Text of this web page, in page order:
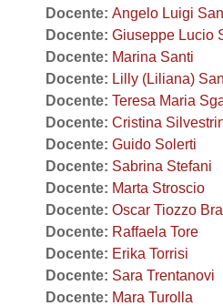
Docente: Angelo Luigi
Docente: Giuseppe Lucio
Docente: Marina Santi
Docente: Lilly (Liliana)
Docente: Teresa Maria
Docente: Cristina
Docente: Guido Solerti
Docente: Sabrina Stefani
Docente: Marta Stroscio
Docente: Oscar Tiozzo
Docente: Raffaela Tore
Docente: Erika Torrisi
Docente: Sara Trentanovi
Docente: Mara Turolla